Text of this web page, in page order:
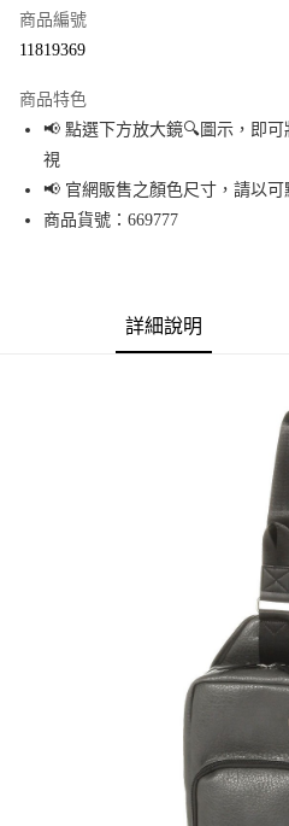
Apple Pay
街口支付
悠遊付
大哥付你分期
1.本服務由台灣大哥大提供，台灣大哥
2.付款方式選擇「大哥付你分期」，訂
流程，驗證手機門號後，選擇欲分期的
3.實際核准額度、可分期數及費用金額
4.訂單成立30分鐘內，如未前往確認交
消。如遇「轉專審核」未通過狀況，表
1.分期款項不併入電信帳單，「大哥付
2.透過簡訊連結打開帳單後，可選擇「
帳／街口支付／iPASS MONEY」等通路
1.本服務係由「台灣大哥大股份有限公
用戶於交易時，得透過本服務購買商品
買賣價金債權讓與本公司後，依約使用
2.基於同意付款使用「大哥付你分期」
AFTEE先享後付是「在收到商品之後才
１．簡單：不需註冊會員、不需綁卡、不
２．便利：只要手機號碼，簡訊認證，即
３．安心：先確認商品／服務後，再付款
【「AFTEE先享後付」結帳流程】
１．於結帳方式選擇「AFTEE先享後付
結帳頁面，進行簡訊認證並確認金額後
２．訂單成立數日內，您將收到繳費通
３．收到繳費通知簡訊後14天內，點擊
ATM／網路銀行／等多元方式進行付款
※ 請注意：結帳手續完成當下不需立刻
購買商品的店家。未經商家同意取消之
每筆NT$80，滿NT$1,500(含以上)免
每筆NT$80，滿NT$1,500(含以上)
每筆NT$80，滿NT$1,500(含以上)免
每筆NT$80，滿NT$1,500(含以上)
商品編號
11819369
商品特色
📢 點選下方放大鏡🔍圖示，即
視
📢 官網販售之顏色尺寸，請以
商品貨號：669777
詳細說明